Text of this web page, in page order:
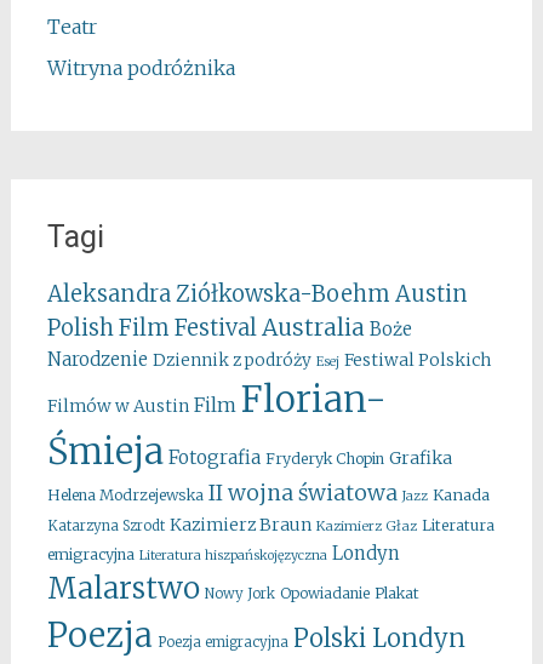
Teatr
Witryna podróżnika
Tagi
Aleksandra Ziółkowska-Boehm Austin
Polish Film FestivalAustralia Boże
Narodzenie Dziennik z podróży Esej Festiwal Polskich
Filmów w Austin Film Florian-
Śmieja Fotografia Fryderyk Chopin Grafika
Helena Modrzejewska II wojna światowa Jazz Kanada
Katarzyna Szrodt Kazimierz Braun Kazimierz Głaz Literatura
emigracyjna Literatura hiszpańskojęzyczna Londyn
Malarstwo Nowy Jork Opowiadanie Plakat
Poezja Poezja emigracyjna Polski Londyn